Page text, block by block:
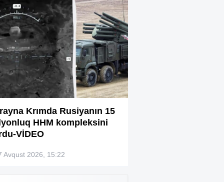
Sərdar Ortaç xəstəxanaya
yerləşdirilib?
Rüşvətdə təqsirləndirilən 3
vəzifəli şəxsin məhkəməsi
başlayır
“Həyat yoldaşın istəmirsə,
Kiberpolis əməliyyat keçirdi:
Xarici saytları ələ keçirən
Krımda Rusiyanın 15
HHM kompleksini
VİDEO
Avqust 2026, 15:22